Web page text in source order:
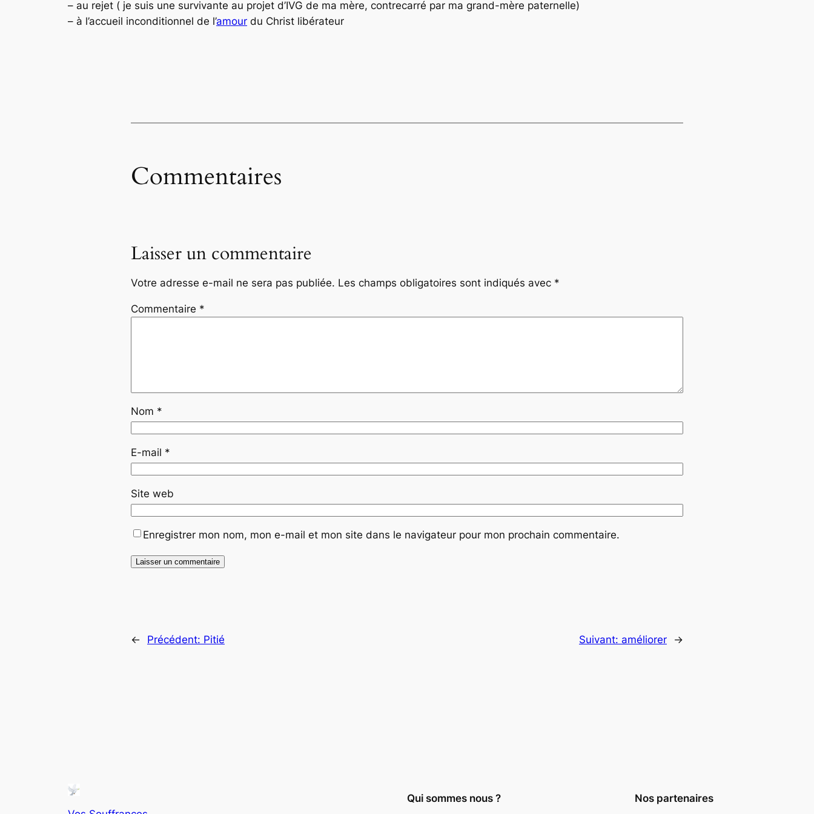
– au rejet ( je suis une survivante au projet d’IVG de ma mère, contrecarré par ma grand-mère paternelle)
– à l’accueil inconditionnel de l’amour du Christ libérateur
Commentaires
Laisser un commentaire
Votre adresse e-mail ne sera pas publiée. Les champs obligatoires sont indiqués avec *
Commentaire *
Nom *
E-mail *
Site web
Enregistrer mon nom, mon e-mail et mon site dans le navigateur pour mon prochain commentaire.
← Précédent: Pitié Suivant: améliorer →
Qui sommes nous ? Nos partenaires